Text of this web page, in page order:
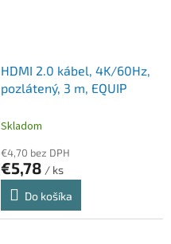
HDMI 2.0 kábel, 4K/60Hz,
pozlátený, 3 m, EQUIP
Skladom
€4,70 bez DPH
€5,78 / ks
Do košíka